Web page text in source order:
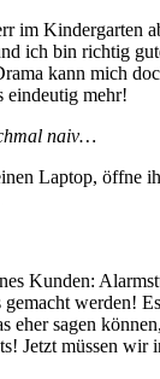
im Kindergarten
ich bin richtig
kann mich
eindeutig mehr!
naiv…
Laptop, öffne
Kunden:
werden!
eher sagen
Jetzt müssen wir